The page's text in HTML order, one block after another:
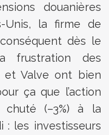
douanières
la firme de
dès le
frustration des
et Valve ont bien
ça que l’action
(–3%) à la
: les investisseurs